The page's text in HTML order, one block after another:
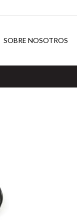
SOBRE NOSOTROS